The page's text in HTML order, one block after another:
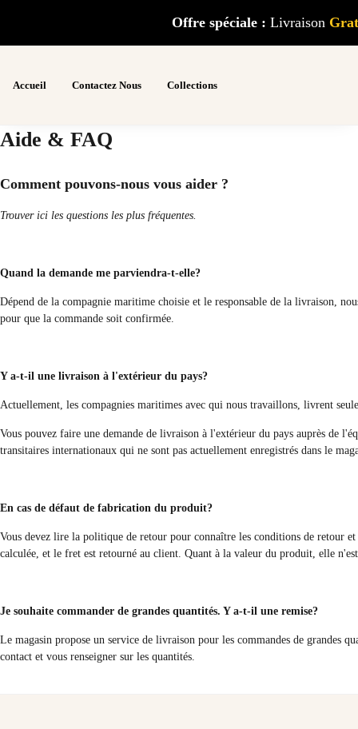
Offre spéciale : Livraison G
Accueil Contactez Nous Collections
Aide & FAQ
Comment pouvons-nous vous aider ?
Trouver ici les questions les plus fréquentes.
Quand la demande me parviendra-t-elle?
Dépend de la compagnie maritime choisie et le responsable de la livraison,
pour que la commande soit confirmée.
Y a-t-il une livraison à l'extérieur du pays?
Actuellement, les compagnies maritimes avec qui nous travaillons, livrent
Vous pouvez faire une demande de livraison à l'extérieur du pays auprès de
transitaires internationaux qui ne sont pas actuellement enregistrés dans le
En cas de défaut de fabrication du produit?
Vous devez lire la politique de retour pour connaître les conditions de retour
calculée, et le fret est retourné au client. Quant à la valeur du produit, elle
Je souhaite commander de grandes quantités. Y a-t-il une remise?
Le magasin propose un service de livraison pour les commandes de grandes
contact et vous renseigner sur les quantités.